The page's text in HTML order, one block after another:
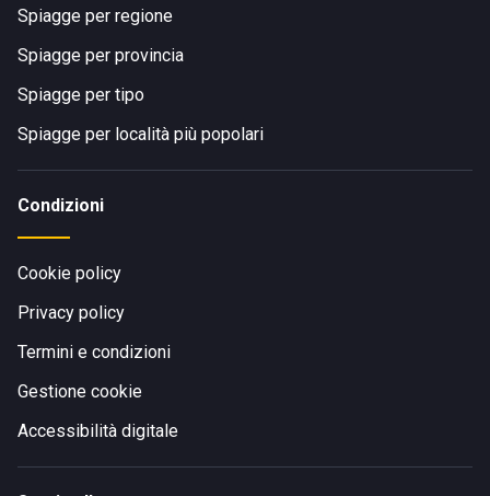
Spiagge per regione
Spiagge per provincia
Spiagge per tipo
Spiagge per località più popolari
Condizioni
Cookie policy
Privacy policy
Termini e condizioni
Gestione cookie
Accessibilità digitale